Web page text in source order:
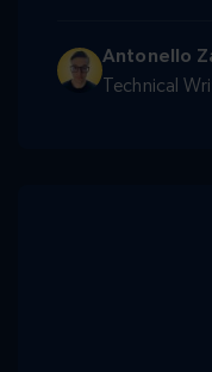
Antonello
Technical